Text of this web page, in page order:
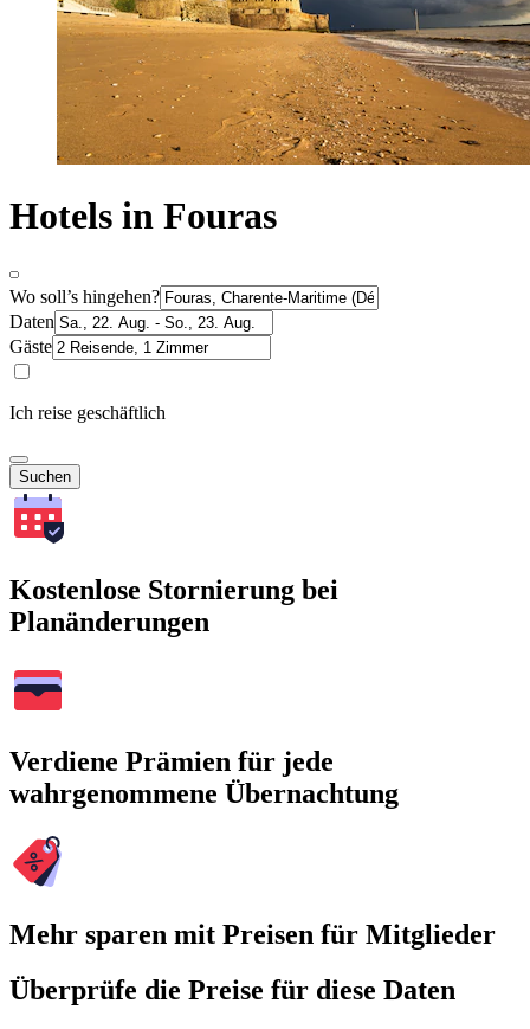
Hotels in Fouras
Wo soll’s hingehen?
Daten
Gäste
Ich reise geschäftlich
Suchen
Kostenlose Stornierung bei
Planänderungen
Verdiene Prämien für jede
wahrgenommene Übernachtung
Mehr sparen mit Preisen für Mitglieder
Überprüfe die Preise für diese Daten